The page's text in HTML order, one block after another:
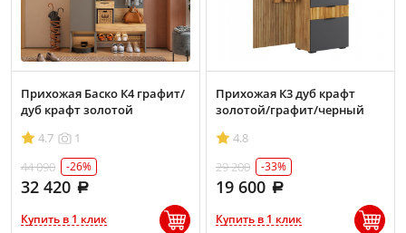
Прихожая Баско К4 графит/
дуб крафт золотой
4.7
1
44 090
-26%
32 420
Купить в 1 клик
Прихожая К3 дуб крафт
золотой/графит/черный
4.8
29 200
-33%
19 600
Купить в 1 клик